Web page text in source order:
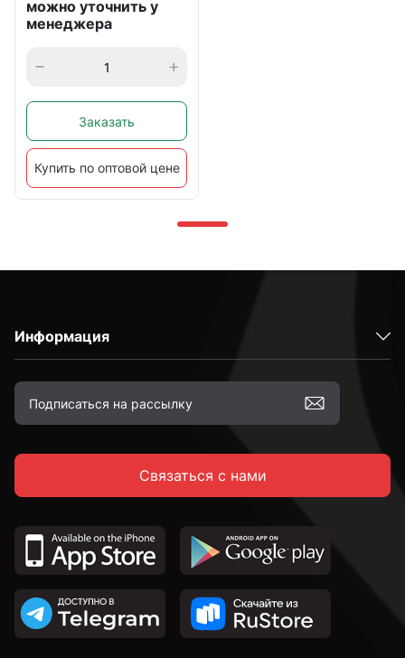
можно уточнить у
менеджера
Заказать
Купить по оптовой цене
Информация
Связаться с нами